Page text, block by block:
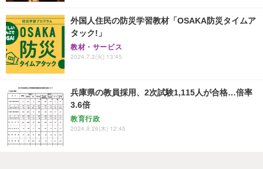
外国人住民の防災学習教材「OSAKA防災タイムア
タック!」
教材・サービス
2024.7.2(火) 13:45
兵庫県の教員採用、2次試験1,115人が合格…倍率
3.6倍
教育行政
2024.9.26(木) 12:45